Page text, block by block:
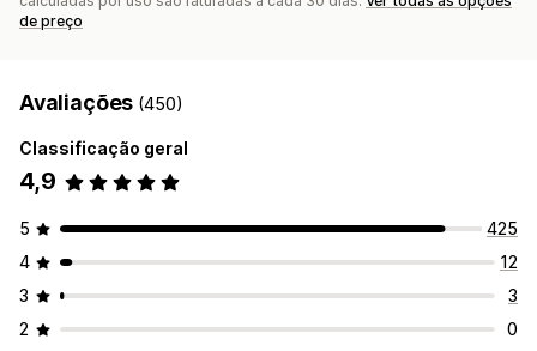
de preço
Avaliações (450)
Classificação geral
4,9
5
425
4
12
3
3
2
0